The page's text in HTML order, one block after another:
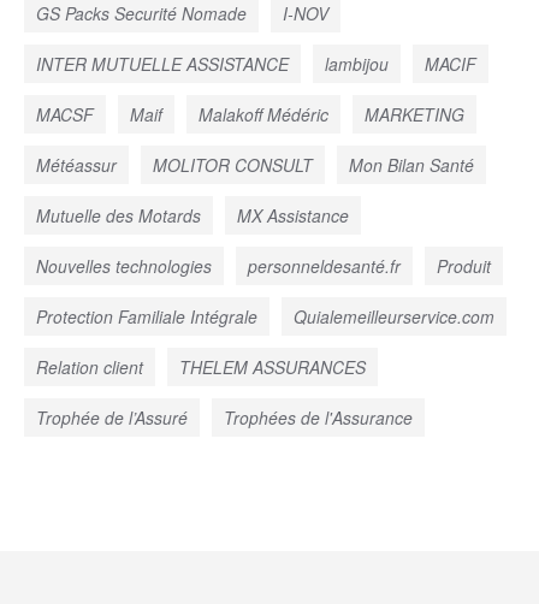
GS Packs Securité Nomade I-NOV
INTER MUTUELLE ASSISTANCE lambijou MACIF
MACSF Maif Malakoff Médéric MARKETING
Météassur MOLITOR CONSULT Mon Bilan Santé
Mutuelle des Motards MX Assistance
Nouvelles technologies personneldesanté.fr Produit
Protection Familiale Intégrale Quialemeilleurservice.com
Relation client THELEM ASSURANCES
Trophée de l’Assuré Trophées de l'Assurance